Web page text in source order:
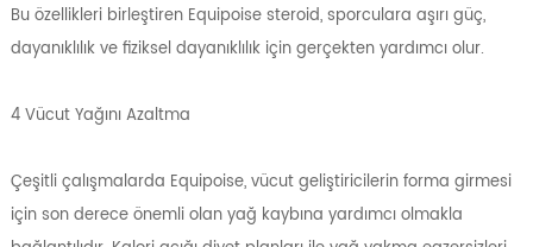
Bu özellikleri birleştiren Equipoise steroid, sporculara aşırı güç,
dayanıklılık ve fiziksel dayanıklılık için gerçekten yardımcı olur.
4 Vücut Yağını Azaltma
Çeşitli çalışmalarda Equipoise, vücut geliştiricilerin forma girmesi
için son derece önemli olan yağ kaybına yardımcı olmakla